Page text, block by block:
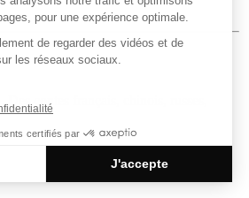
... Des contes français, chinois, russes,